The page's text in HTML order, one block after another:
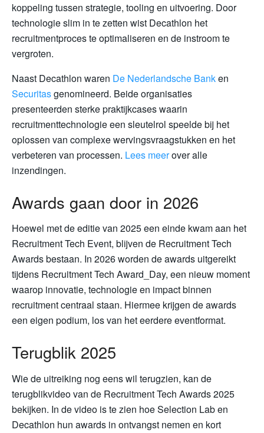
koppeling tussen strategie, tooling en uitvoering. Door
technologie slim in te zetten wist Decathlon het
recruitmentproces te optimaliseren en de instroom te
vergroten.
Naast Decathlon waren De Nederlandsche Banken
Securitasgenomineerd. Beide organisaties
presenteerden sterke praktijkcases waarin
recruitmenttechnologie een sleutelrol speelde bij het
oplossen van complexe wervingsvraagstukken en het
verbeteren van processen. Lees meerover alle
inzendingen.
Awards gaan door in 2026
Hoewel met de editie van 2025 een einde kwam aan het
Recruitment Tech Event, blijven de Recruitment Tech
Awards bestaan. In 2026 worden de awards uitgereikt
tijdens Recruitment Tech Award_Day, een nieuw moment
waarop innovatie, technologie en impact binnen
recruitment centraal staan. Hiermee krijgen de awards
een eigen podium, los van het eerdere eventformat.
Terugblik 2025
Wie de uitreiking nog eens wil terugzien, kan de
terugblikvideo van de Recruitment Tech Awards 2025
bekijken. In de video is te zien hoe Selection Lab en
Decathlon hun awards in ontvangst nemen en kort